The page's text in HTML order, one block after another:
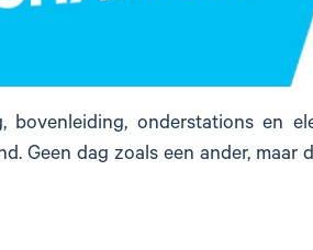
onderstations en
Geen dag zoals een ander, maar